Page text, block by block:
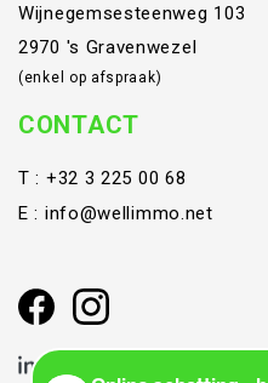
Wijnegemsesteenweg 103
2970 's Gravenwezel
(enkel op afspraak)
CONTACT
T : +32 3 225 00 68
E : info@wellimmo.net